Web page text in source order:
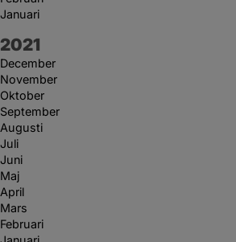
Januari
År:
2021
December
November
Oktober
September
Augusti
Juli
Juni
Maj
April
Mars
Februari